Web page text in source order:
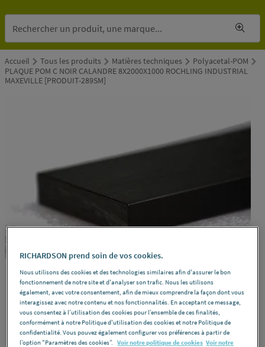
Accueil Tous les produits Matières techniques
Polyacetal-POM
PLAQUE POM C NOIR CALANDRE 8X2000X1000 ROCHLING INDUSTRIAL
MAXEVILLE [PRODUIT-289SM]
ROCHLING REF : 289SM
RICHARDSON prend soin de vos cookies.
Nous utilisons des cookies et des technologies similaires afin d'assurer le bon
fonctionnement de notre site et d'analyser son trafic. Nous les utilisons
également, avec votre consentement, afin de mieux comprendre la façon dont vous
interagissez avec notre contenu et nos fonctionnalités. En acceptant ce message,
vous consentez à l’utilisation des cookies pour l’ensemble de ces finalités,
conformément à notre Politique d'utilisation des cookies et notre Politique de
confidentialité. Vous pouvez également configurer vos préférences à partir de
l’option "Paramètres des cookies”. Voir notre politique de cookies Voir notre